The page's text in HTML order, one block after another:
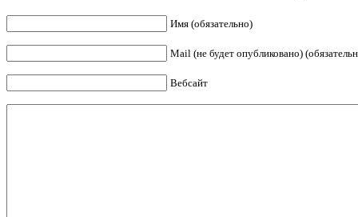
Имя (обязательно)
Mail (не будет опубликовано)
Вебсайт